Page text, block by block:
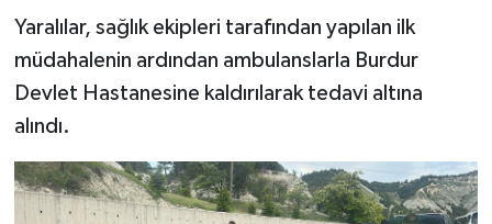
Yaralılar, sağlık ekipleri tarafından yapılan ilk
müdahalenin ardından ambulanslarla Burdur
Devlet Hastanesine kaldırılarak tedavi altına
alındı.